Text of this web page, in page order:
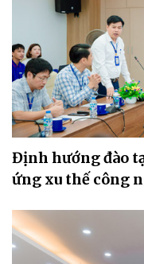
Định hướng đào
ứng xu thế công